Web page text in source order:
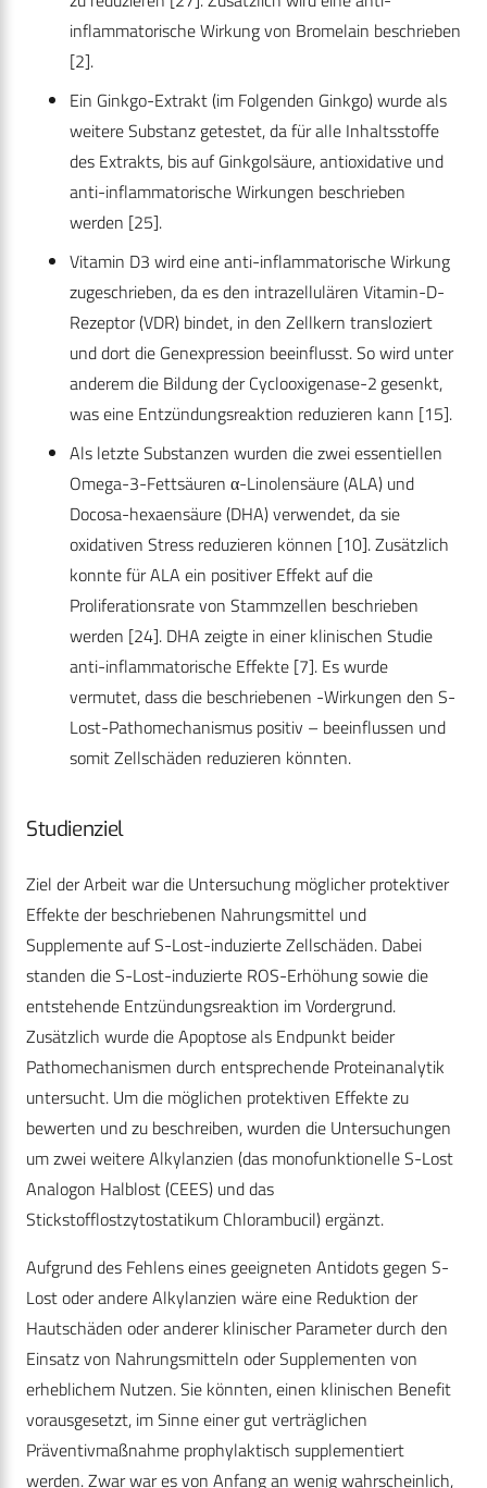
inflammatorische Wirkung von Bromelain beschrieben
[2].
Ein Ginkgo-Extrakt (im Folgenden Ginkgo) wurde als
weitere Substanz getestet, da für alle Inhaltsstoffe
des Extrakts, bis auf Ginkgolsäure, antioxidative und
anti-inflammatorische Wirkungen beschrieben
werden [25].
Vitamin D3 wird eine anti-inflammatorische Wirkung
zugeschrieben, da es den intrazellulären Vitamin-D-
Rezeptor (VDR) bindet, in den Zellkern transloziert
und dort die Genexpression beeinflusst. So wird unter
anderem die Bildung der Cyclooxigenase-2 gesenkt,
was eine Entzündungsreaktion reduzieren kann [15].
Als letzte Substanzen wurden die zwei essentiellen
Omega-3-Fettsäuren α-Linolensäure (ALA) und
Docosa-hexaensäure (DHA) verwendet, da sie
oxidativen Stress reduzieren können [10]. Zusätzlich
konnte für ALA ein positiver Effekt auf die
Proliferationsrate von Stammzellen beschrieben
werden [24]. DHA zeigte in einer klinischen Studie
anti-inflammatorische Effekte [7]. Es wurde
vermutet, dass die beschriebenen -Wirkungen den S-
Lost-Pathomechanismus positiv – beeinflussen und
somit Zellschäden reduzieren könnten.
Studienziel
Ziel der Arbeit war die Untersuchung möglicher protektiver
Effekte der beschriebenen Nahrungsmittel und
Supplemente auf S-Lost-induzierte Zellschäden. Dabei
standen die S-Lost-induzierte ROS-Erhöhung sowie die
entstehende Entzündungsreaktion im Vordergrund.
Zusätzlich wurde die Apoptose als Endpunkt beider
Pathomechanismen durch entsprechende Proteinanalytik
untersucht. Um die möglichen protektiven Effekte zu
bewerten und zu beschreiben, wurden die Untersuchungen
um zwei weitere Alkylanzien (das monofunktionelle S-Lost
Analogon Halblost (CEES) und das
Stickstofflostzytostatikum Chlorambucil) ergänzt.
Aufgrund des Fehlens eines geeigneten Antidots gegen S-
Lost oder andere Alkylanzien wäre eine Reduktion der
Hautschäden oder anderer klinischer Parameter durch den
Einsatz von Nahrungsmitteln oder Supplementen von
erheblichem Nutzen. Sie könnten, einen klinischen Benefit
vorausgesetzt, im Sinne einer gut verträglichen
Präventivmaßnahme prophylaktisch supplementiert
werden. Zwar war es von Anfang an wenig wahrscheinlich,